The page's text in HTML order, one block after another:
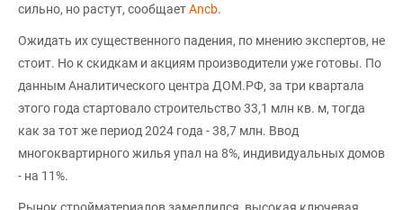
сильно, но растут, сообщаетАncb.
Ожидать их существенного падения, по мнению экспертов, не
стоит. Но к скидкам и акциям производители уже готовы. По
данным Аналитического центра ДОМ.РФ, за три квартала
этого года стартовало строительство 33,1 млн кв. м, тогда
как за тот же период 2024 года - 38,7 млн. Ввод
многоквартирного жилья упал на 8%, индивидуальных домов
- на 11%.
Рынок стройматериалов замедлился, высокая ключевая